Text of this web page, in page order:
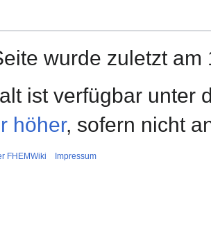
wurde zuletzt
ist verfügbar unter
höher, sofern nicht
FHEMWiki Impressum